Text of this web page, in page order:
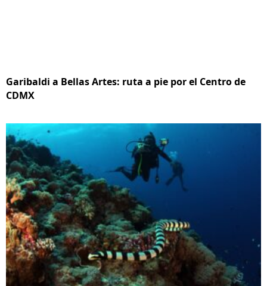
Garibaldi a Bellas Artes: ruta a pie por el Centro de
CDMX